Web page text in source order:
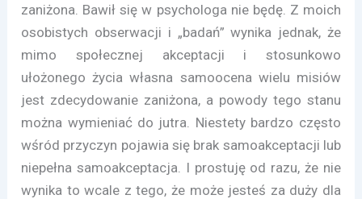
zaniżona. Bawił się w psychologa nie będę. Z moich
osobistych obserwacji i „badań” wynika jednak, że
mimo społecznej akceptacji i stosunkowo
ułożonego życia własna samoocena wielu misiów
jest zdecydowanie zaniżona, a powody tego stanu
można wymieniać do jutra. Niestety bardzo często
wśród przyczyn pojawia się brak samoakceptacji lub
niepełna samoakceptacja. I prostuję od razu, że nie
wynika to wcale z tego, że może jesteś za duży dla